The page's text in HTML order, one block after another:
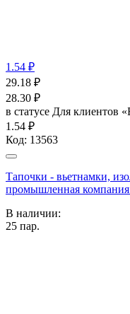
1.54 ₽
29.18 ₽
28.30 ₽
в статусе Для клиентов
1.54 ₽
Код: 13563
Тапочки - вьетнамки,
промышленная
В наличии:
25 пар.